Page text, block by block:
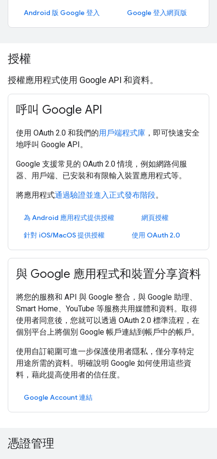
Android 版 Google 登入
Google 登入網頁版
授權
授權應用程式使用 Google API 和資料。
呼叫 Google API
使用 OAuth 2.0 和我們的用戶端程式庫 ，即可快速安全
地呼叫 Google API。
Google 支援常見的 OAuth 2.0 情境，例如網路伺服
器、用戶端、已安裝和有限輸入裝置應用程式等。
將應用程式通過驗證並進入正式發布階段。
為 Android 應用程式提供授權
網頁授權
針對 iOS/MacOS 提供授權
使用 OAuth 2.0
與 Google 應用程式和裝置分享資料
將您的服務和 API 與 Google 整合，與 Google 助理、
Smart Home、YouTube 等服務共用媒體和資料。取得
使用者同意後，您就可以透過 OAuth 2.0 標準流程，在
個別平台上將個別 Google 帳戶連結到帳戶中的帳戶。
使用自訂範圍可進一步保護使用者隱私，僅分享特定
用途所需的資料。明確說明 Google 如何使用這些資
料，藉此提高使用者的信任度。
Google Account 連結
憑證管理